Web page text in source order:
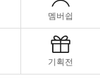
멤버쉽
기획전